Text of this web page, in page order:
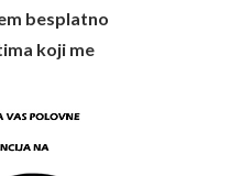
besplatno
koji me